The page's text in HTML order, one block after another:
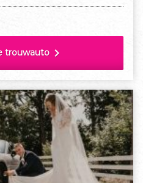
en uitstappen, ook
sleep.
trouwauto chevron_right